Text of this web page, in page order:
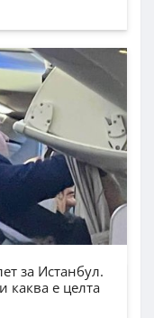
за Истанбул.
каква е целта